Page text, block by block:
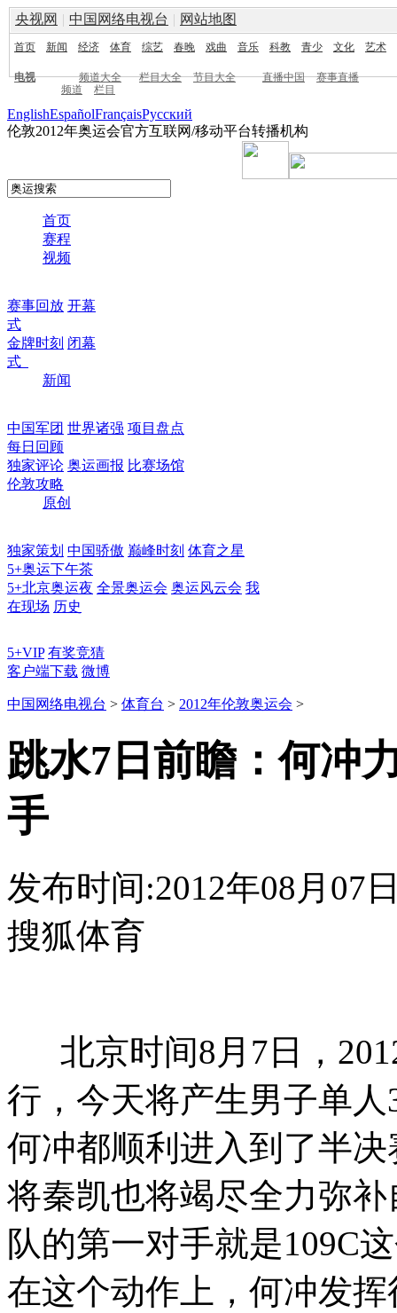
央视网 | 中国网络电视台 | 网站地图
首页 新闻 经济 体育 综艺 春晚 戏曲 音乐 科教 青少 文化 艺术
电视 频道大全 栏目大全 节目大全 直播中国
赛事直播
频道
栏目
EnglishEspañolFrançaisPусский
伦敦2012年奥运会官方互联网/移动平台转播机构
首页
赛程
视频
赛事回放 开幕
式
金牌时刻 闭幕
式
新闻
中国军团 世界诸强 项目盘点
每日回顾
独家评论 奥运画报 比赛场馆
伦敦攻略
原创
独家策划 中国骄傲 巅峰时刻 体育之星
5+奥运下午茶
5+北京奥运夜 全景奥运会 奥运风云会 我
在现场 历史
5+VIP 有奖竞猜
客户端下载 微博
中国网络电视台 > 体育台 > 2012年伦敦奥运会 >
跳水7日前瞻：何冲
手
发布时间:2012年08月07
搜狐体育
北京时间8月7日，
行，今天将产生男子单
何冲都顺利进入到了半
将秦凯也将竭尽全力弥
队的第一对手就是109C
在这个动作上，何冲发